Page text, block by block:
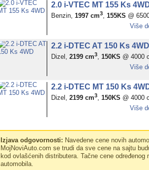
2.0 i-VTEC MT 155 Ks
Benzin, 1997 cm3, 155KS @
Više
2.2 i-DTEC AT 150 Ks 4WD
Dizel, 2199 cm3, 150KS @ 4000
Više
2.2 i-DTEC MT 150 Ks
Dizel, 2199 cm3, 150KS @ 4000
Više
Izjava odgovornosti: Navedene cene novih
MojNoviAuto.com se trudi da sve cene na sajtu
kod ovlašćenih distributera. Tačne cene
automobila.